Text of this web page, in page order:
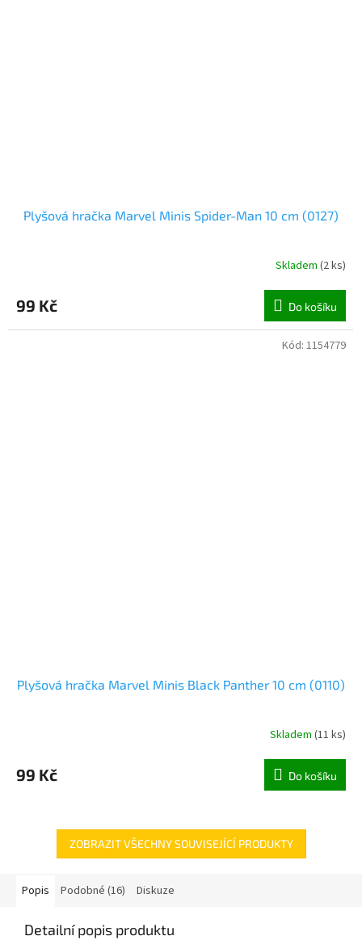
Plyšová hračka Marvel Minis Spider-Man 10 cm (0127)
Skladem (2 ks)
99 Kč Do košíku
Plyšová hračka Marvel Minis Black Panther 10 cm (0110)
Skladem (11 ks)
99 Kč Do košíku
Kód: 1154779
ZOBRAZIT VŠECHNY SOUVISEJÍCÍ PRODUKTY
Popis Podobné (16) Diskuze
Detailní popis produktu